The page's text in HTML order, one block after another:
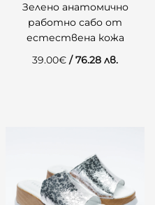
Зелено анатомично
работно сабо от
естествена кожа
39.00€ / 76.28 лв.